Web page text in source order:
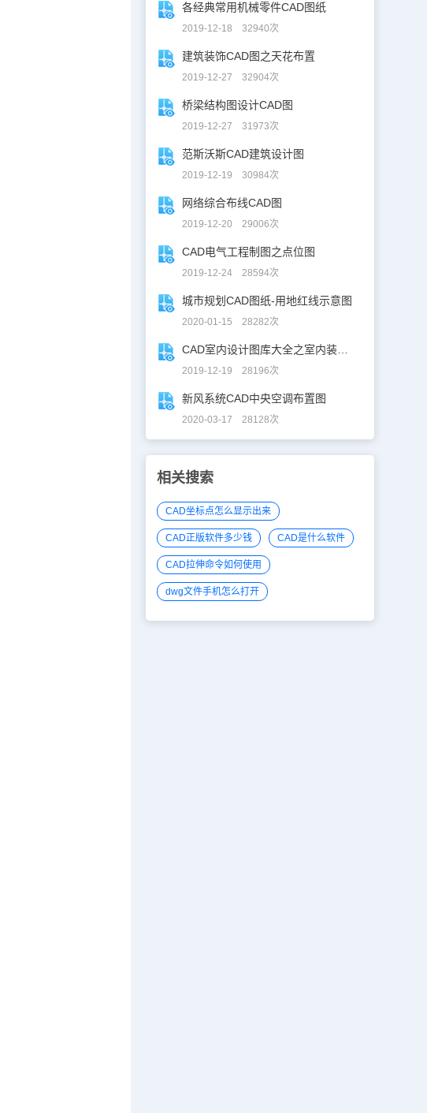
各经典常用机械零件CAD图纸
2019-12-18 32940次
建筑装饰CAD图之天花布置
2019-12-27 32904次
桥梁结构图设计CAD图
2019-12-27 31973次
范斯沃斯CAD建筑设计图
2019-12-19 30984次
网络综合布线CAD图
2019-12-20 29006次
CAD电气工程制图之点位图
2019-12-24 28594次
城市规划CAD图纸-用地红线示意图
2020-01-15 28282次
2019-12-19 28196次
新风系统CAD中央空调布置图
2020-03-17 28128次
相关搜索
CAD坐标点怎么显示出来
CAD正版软件多少钱 CAD是什么软件
CAD拉伸命令如何使用
dwg文件手机怎么打开